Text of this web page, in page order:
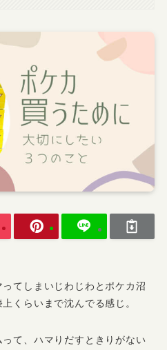
てしまいじわじわとポケカ沼
くらいまで沈んでる感じ。
て、ハマりだすときりがない